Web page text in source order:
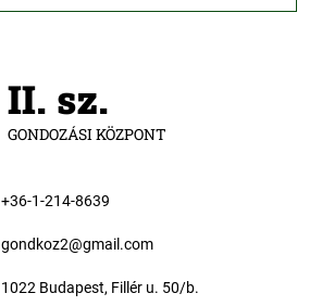
II. sz.
GONDOZÁSI KÖZPONT
+36-1-214-8639
gondkoz2@gmail.com
1022 Budapest, Fillér u. 50/b.